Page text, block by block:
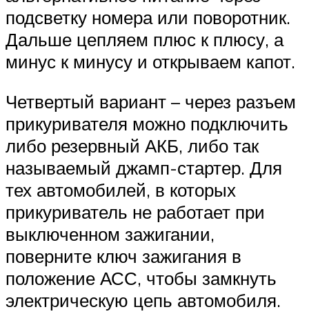
подсветку номера или поворотник.
Дальше цепляем плюс к плюсу, а
минус к минусу и открываем капот.
Четвертый вариант – через разъем
прикуривателя можно подключить
либо резервный АКБ, либо так
называемый джамп-стартер. Для
тех автомобилей, в которых
прикуриватель не работает при
выключенном зажигании,
поверните ключ зажигания в
положение АСС, чтобы замкнуть
электрическую цепь автомобиля.